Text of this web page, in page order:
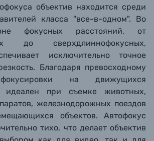
объектив находится среди
класса "все-в-одном". Во
фокусных расстояний, от
до сверхдлиннофокусных,
исключительно точное
Благодаря превосходному
на движущихся
идеален при съемке животных,
железнодорожных поездов
объектов. Автофокус
тихо, что делает объектив